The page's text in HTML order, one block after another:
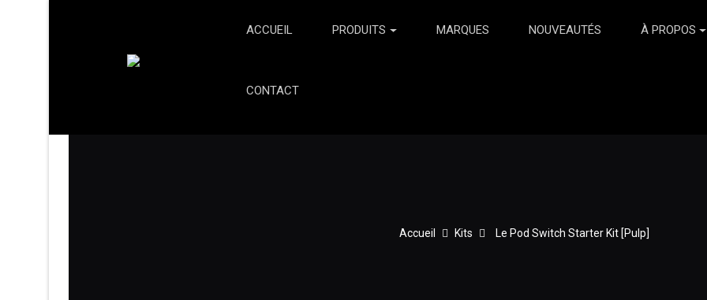
ACCUEIL PRODUITS MARQUES NOUVEAUTÉS À PROPOS
CONTACT
Accueil Kits Le Pod Switch Starter Kit [Pulp]